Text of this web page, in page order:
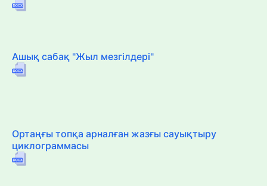
Ашық сабақ "Жыл мезгілдері"
Ортаңғы топқа арналған жазғы сауықтыру
циклограммасы